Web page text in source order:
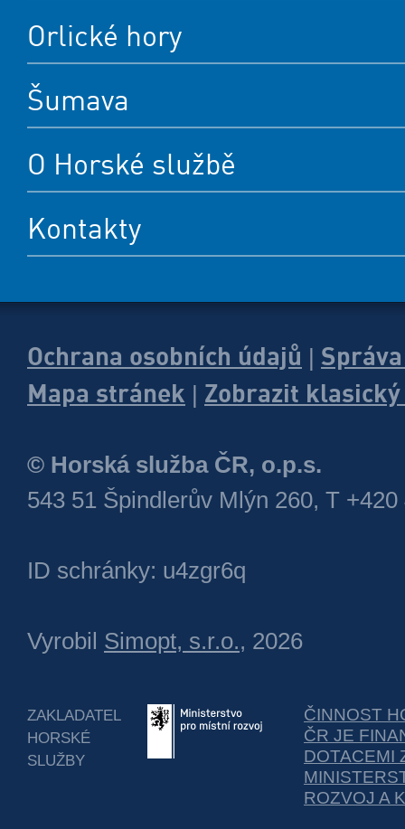
Orlické hory
Šumava
O Horské službě
Kontakty
Ochrana osobních údajů
Mapa stránek
Zobrazit
© Horská služba ČR, o.p.s.
543 51 Špindlerův Mlýn 260, T +420
ID schránky: u4zgr6q
Vyrobil Simopt, s.r.o., 2026
ZAKLADATEL
HORSKÉ
SLUŽBY
ČINNOST
ČR JE
DOTACEMI
ROZVOJ A